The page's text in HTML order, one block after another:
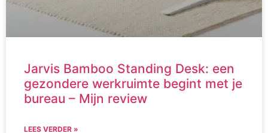
Jarvis Bamboo Standing Desk: een
gezondere werkruimte begint met je
bureau – Mijn review
LEES VERDER »